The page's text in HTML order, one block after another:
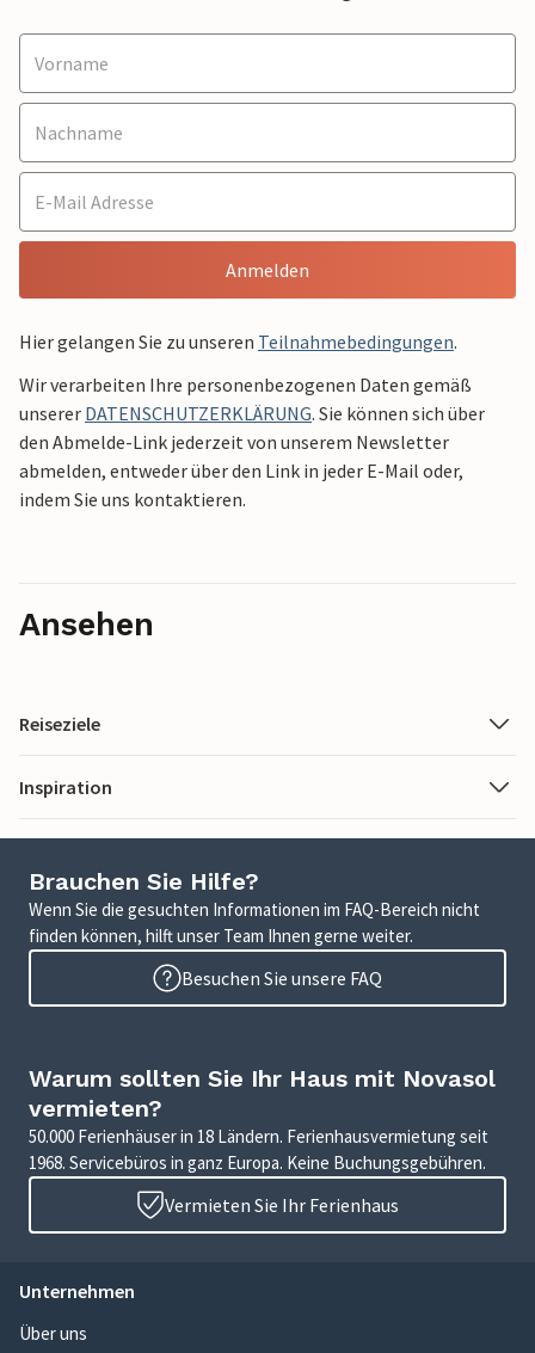
Anmelden
Hier gelangen Sie zu unseren Teilnahmebedingungen.
Wir verarbeiten Ihre personenbezogenen Daten gemäß
unserer DATENSCHUTZERKLÄRUNG. Sie können sich über
den Abmelde-Link jederzeit von unserem Newsletter
abmelden, entweder über den Link in jeder E-Mail oder,
indem Sie uns kontaktieren.
Ansehen
Reiseziele
Inspiration
Brauchen Sie Hilfe?
Wenn Sie die gesuchten Informationen im FAQ-Bereich nicht
finden können, hilft unser Team Ihnen gerne weiter.
Besuchen Sie unsere FAQ
Warum sollten Sie Ihr Haus mit Novasol
vermieten?
50.000 Ferienhäuser in 18 Ländern. Ferienhausvermietung seit
1968. Servicebüros in ganz Europa. Keine Buchungsgebühren.
Vermieten Sie Ihr Ferienhaus
Unternehmen
Über uns